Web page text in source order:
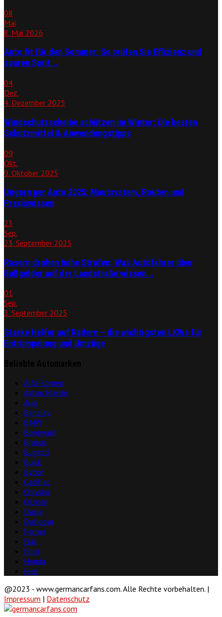
08
Mai
8. Mai 2026
Auto fit für den Sommer: So prüfen Sie Effizienz und
sparen Sprit...
04
Dez.
4. Dezember 2025
Windschutzscheibe schützen im Winter: Die besten
Schutzmittel & Anwendungstipps
09
Okt.
9. Oktober 2025
Ungarn per Auto 2025: Mautsystem, Routen und
Praxiswissen
23
Sep.
23. September 2025
Rasern drohen hohe Strafen: Was Autofahrer über
Bußgelder auf der Landstraße wissen...
01
Sep.
3. September 2025
Starke Helfer auf Rädern – die wichtigsten LKWs für
Entrümpelung und Umzüge
Alfa Romeo
Aston Martin
Audi
Bentley
BMW
Borgward
Brabus
Bugatti
Buick
Byton
Cadillac
Chrysler
Citroën
Dacia
Daihatsu
Ferrari
Fiat
Ford
Honda
Jeep
@2023 - www.germancarfans.com. Alle Rechte vorbehalten. |
Impressum | Datenschutz